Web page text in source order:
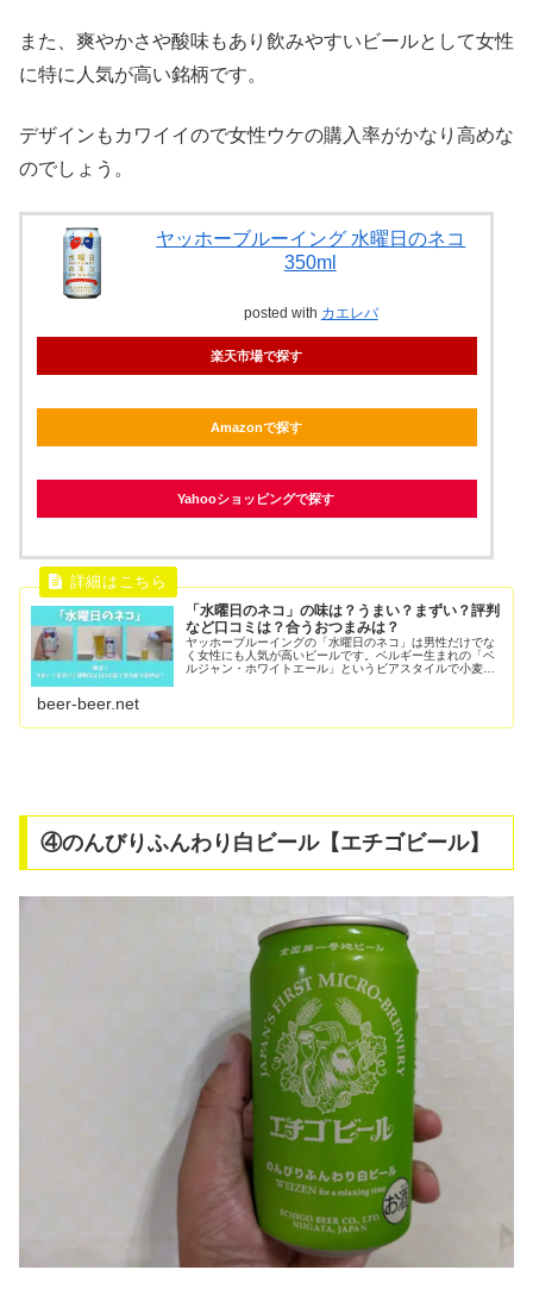
また、爽やかさや酸味もあり飲みやすいビールとして女性
に特に人気が高い銘柄です。
デザインもカワイイので女性ウケの購入率がかなり高めな
のでしょう。
ヤッホーブルーイング 水曜日のネコ
350ml
posted with カエレバ
楽天市場で探す
Amazonで探す
Yahooショッピングで探す
「水曜日のネコ」の味は？うまい？まずい？評判
など口コミは？合うおつまみは？
ヤッホーブルーイングの「水曜日のネコ」は男性だけでな
く女性にも人気が高いビールです。ベルギー生まれの「ベ
ルジャン・ホワイトエール」というビアスタイルで小麦麦
beer-beer.net
④のんびりふんわり白ビール【エチゴビール】